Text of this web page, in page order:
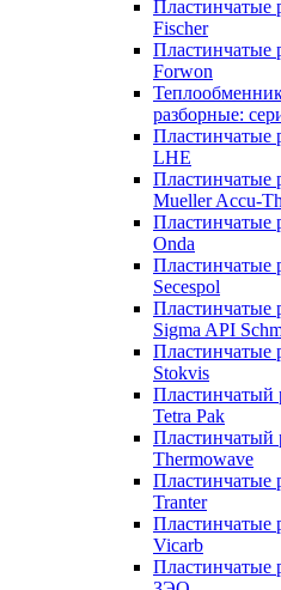
Пластинчатые
Fischer
Пластинчатые
Forwon
разборные:
Пластинчатые
LHE
Пластинчатые
Mueller Accu-
Пластинчатые
Onda
Пластинчатые
Secespol
Пластинчатые
Sigma API
Пластинчатые
Stokvis
Пластинчатый
Tetra Pak
Пластинчатый
Thermowave
Пластинчатые
Tranter
Пластинчатые
Vicarb
Пластинчатые